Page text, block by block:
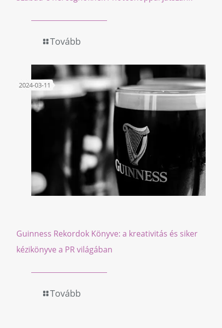
Tovább
2024-03-11
Guinness Rekordok Könyve: a kreativitás és siker
kézikönyve a PR világában
Tovább